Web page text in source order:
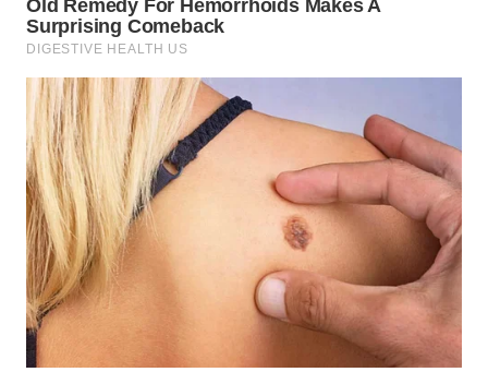
KARAWANG
BEKASI
WN
BOGOR
WN
DEPOK
WN
TAPANULI